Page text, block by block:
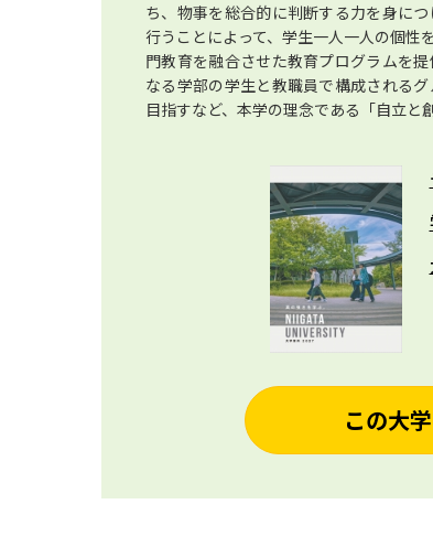
ち、物事を総合的に判断する力を身に
行うことによって、学生一人一人の個性
門教育を融合させた教育プログラムを
なる学部の学生と教職員で構成される
目指すなど、本学の理念である「自立と
この大